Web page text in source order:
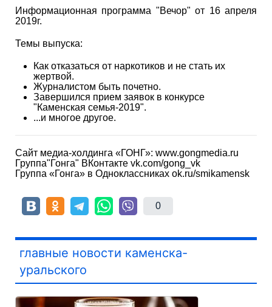
Информационная программа "Вечор" от 16 апреля
2019г.
Темы выпуска:
Как отказаться от наркотиков и не стать их
жертвой.
Журналистом быть почетно.
Завершился прием заявок в конкурсе
"Каменская семья-2019".
...и многое другое.
Сайт медиа-холдинга «ГОНГ»: www.gongmedia.ru
Группа"Гонга" ВКонтакте vk.com/gong_vk
Группа «Гонга» в Одноклассниках ok.ru/smikamensk
0
главные новости каменска-
уральского